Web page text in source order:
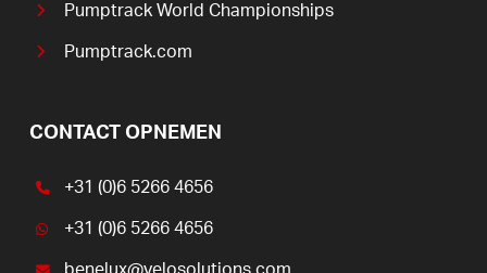
Pumptrack World Championships
Pumptrack.com
CONTACT OPNEMEN
+31 (0)6 5266 4656
+31 (0)6 5266 4656
benelux@velosolutions.com